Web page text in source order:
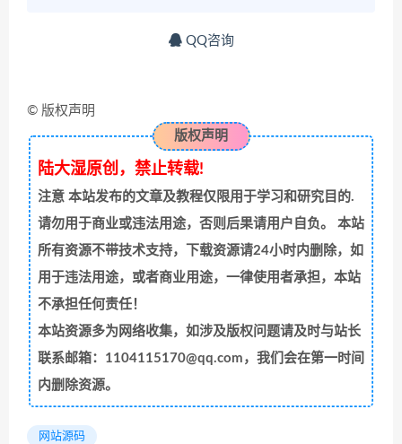
QQ咨询
© 版权声明
版权声明
陆大湿原创，禁止转载!
注意本站发布的文章及教程仅限用于学习和研究目的.
请勿用于商业或违法用途，否则后果请用户自负。 本站
所有资源不带技术支持，下载资源请24小时内删除，如
用于违法用途，或者商业用途，一律使用者承担，本站
不承担任何责任！
本站资源多为网络收集，如涉及版权问题请及时与站长
联系邮箱：1104115170@qq.com，我们会在第一时间
内删除资源。
网站源码